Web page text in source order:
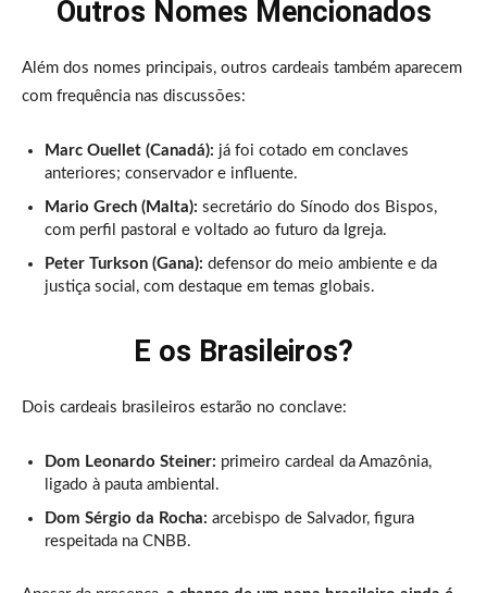
Outros Nomes Mencionados
Além dos nomes principais, outros cardeais também aparecem
com frequência nas discussões:
Marc Ouellet (Canadá): já foi cotado em conclaves
anteriores; conservador e influente.
Mario Grech (Malta): secretário do Sínodo dos Bispos,
com perfil pastoral e voltado ao futuro da Igreja.
Peter Turkson (Gana): defensor do meio ambiente e da
justiça social, com destaque em temas globais.
E os Brasileiros?
Dois cardeais brasileiros estarão no conclave:
Dom Leonardo Steiner: primeiro cardeal da Amazônia,
ligado à pauta ambiental.
Dom Sérgio da Rocha: arcebispo de Salvador, figura
respeitada na CNBB.